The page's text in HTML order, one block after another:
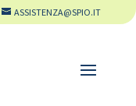
ASSISTENZA@SPIO.IT